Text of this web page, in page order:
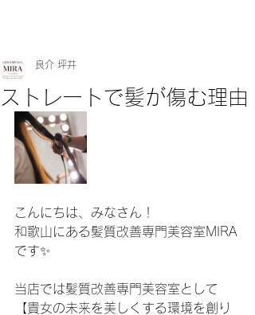
ストレートで髪が傷む理由
良介 坪井
こんにちは、みなさん！
和歌山にある髪質改善専門美容室MIRA
です✨
当店では髪質改善専門美容室として
【貴女の未来を美しくする環境を創り